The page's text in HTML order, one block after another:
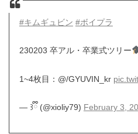
#キムギュビン #ボイプラ
230203 卒アル・卒業式ツリー
1~4枚目：@/GYUVIN_kr
— ꒱ྀི (@xioliy79) February 3,